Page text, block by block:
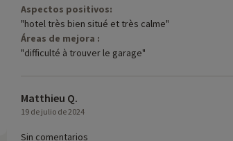
Aspectos positivos:
"hotel très bien situé et très calme"
Áreas de mejora :
"difficulté à trouver le garage"
Matthieu Q.
19 de julio de 2024
Sin comentarios